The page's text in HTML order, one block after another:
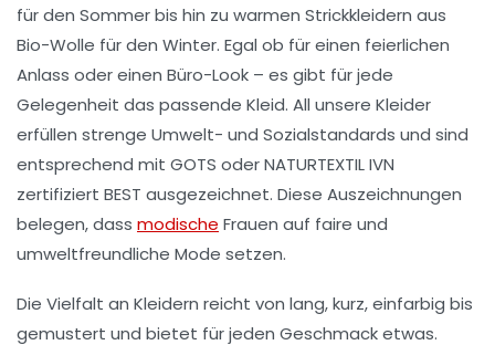
für den Sommer bis hin zu warmen Strickkleidern aus
Bio-Wolle für den Winter. Egal ob für einen feierlichen
Anlass oder einen Büro-Look – es gibt für jede
Gelegenheit das passende Kleid. All unsere Kleider
erfüllen strenge Umwelt- und Sozialstandards und sind
entsprechend mit GOTS oderNATURTEXTIL IVN
zertifiziert BEST ausgezeichnet. Diese Auszeichnungen
belegen, dass modische Frauen auf faire und
umweltfreundliche Mode setzen.
Die Vielfalt an Kleidern reicht von lang, kurz, einfarbig bis
gemustert und bietet für jeden Geschmack etwas.